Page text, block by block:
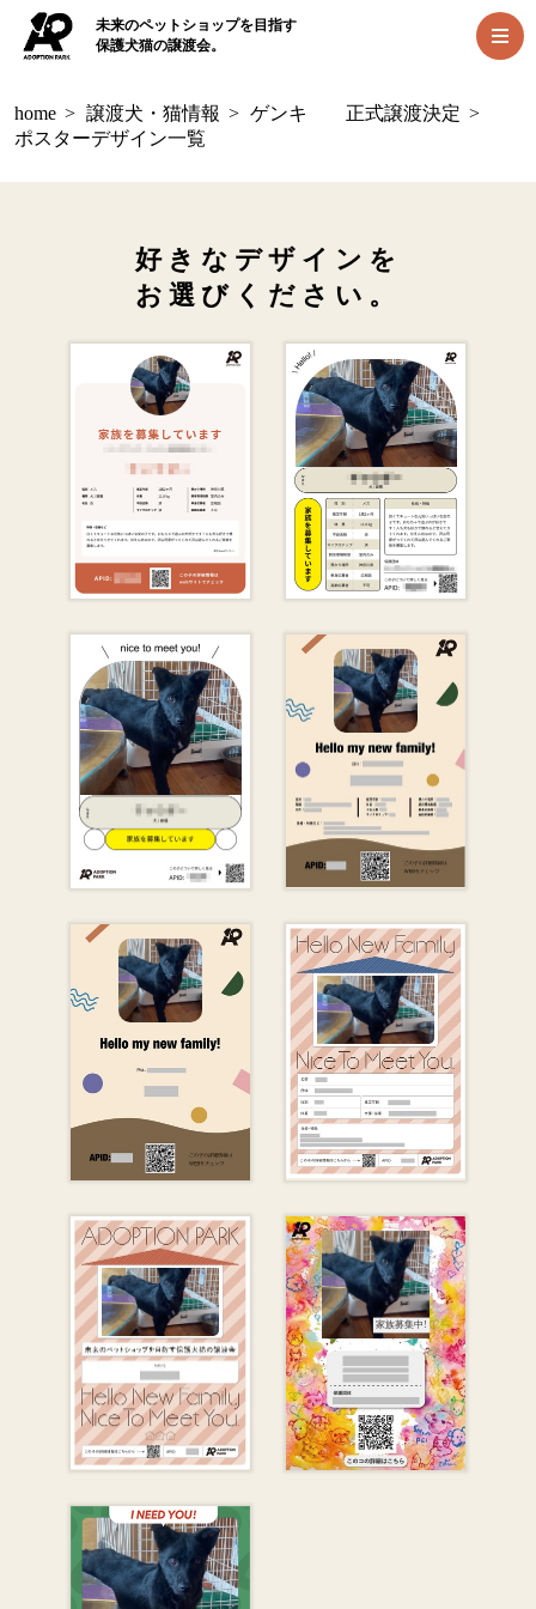
未来のペットショップを目指す
保護犬猫の譲渡会。
home > 譲渡犬・猫情報 > ゲンキ 正式譲渡決定 >
ポスターデザイン一覧
好きなデザインを
お選びください。